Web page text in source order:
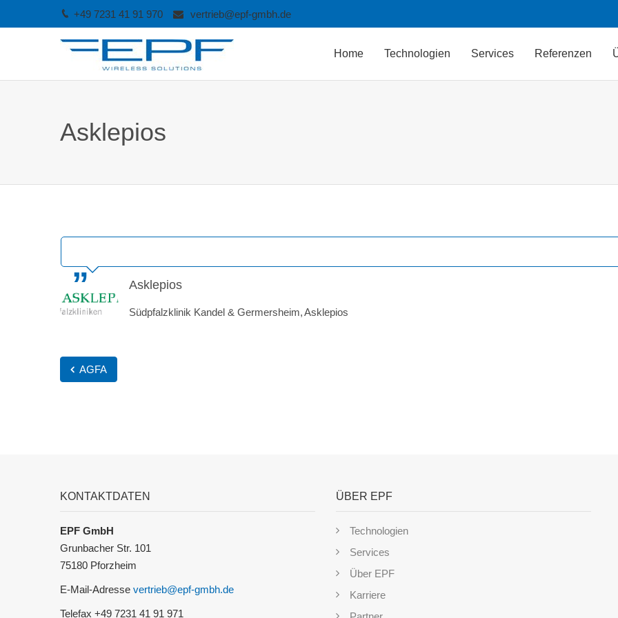
+49 7231 41 91 970 vertrieb@epf-gmbh.de
Home Technologien Services Referenzen
Asklepios
Asklepios
Südpfalzklinik Kandel & Germersheim Asklepios
AGFA
KONTAKTDATEN
EPF GmbH
Grunbacher Str. 101
75180 Pforzheim
E-Mail-Adresse vertrieb@epf-gmbh.de
Telefax +49 7231 41 91 971
ÜBER EPF
Technologien
Services
Über EPF
Karriere